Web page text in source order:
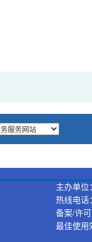
主办单位
热线电话
备案/许
最佳使用